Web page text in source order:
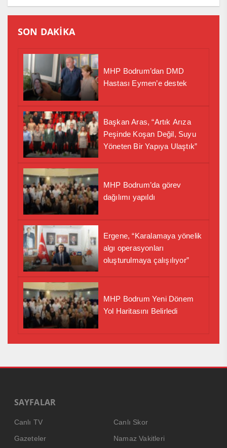
SON DAKİKA
MHP Bodrum’dan DMD
Hastası Eymen’e destek
Başkan Aras, “Artık Arıza
Peşinde Koşan Değil, Suyu
Yöneten Bir Yapıya Ulaştık”
MHP Bodrum’da görev
dağılımı yapıldı
Ergene, “Karalamaya yönelik
algı operasyonları
oluşturulmaya çalışılıyor”
MHP Bodrum Yeni Dönem
Yol Haritasını Belirledi
SAYFALAR
Canlı TV
Canlı Skor
Gazeteler
Namaz Vakitleri